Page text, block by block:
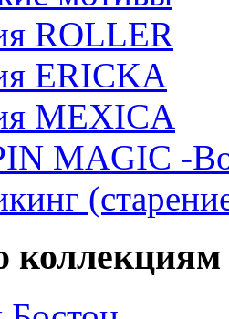
ROLLER
ERICKA
MEXICA
MAGIС -
коллекциям